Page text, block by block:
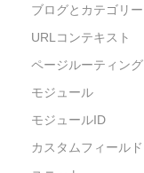
ブログとカテゴリー
URLコンテキスト
ページルーティング
モジュール
モジュールID
カスタムフィールド